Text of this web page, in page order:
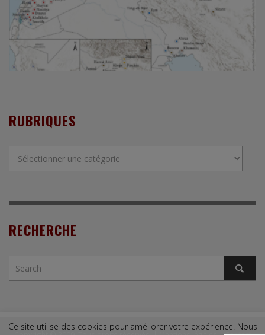
RUBRIQUES
RECHERCHE
Ce site utilise des cookies pour améliorer votre expérience. Nous